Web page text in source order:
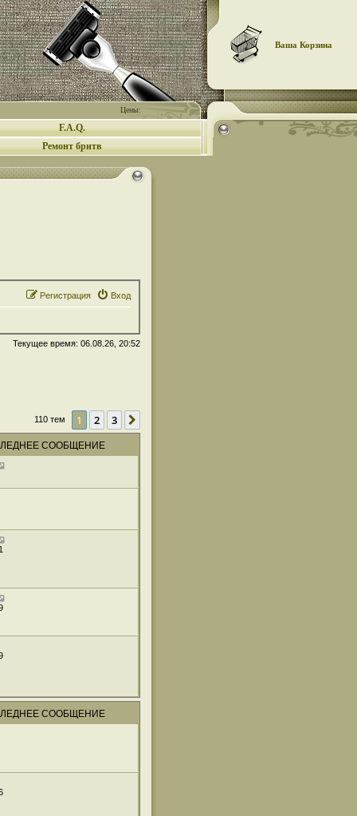
Цены:
Ваша Корзина
F.A.Q.
Ремонт бритв
Вход
Регистрация
Текущее время: 06.08.26, 20:52
110 тем 1 2 3
СООБЩЕНИЕ
СООБЩЕНИЕ